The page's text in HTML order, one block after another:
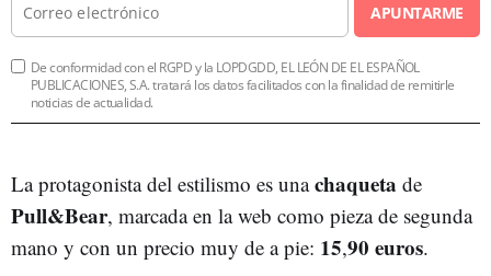
APUNTARME
De conformidad con el RGPD y la LOPDGDD, EL LEÓN DE EL ESPAÑOL
PUBLICACIONES, S.A. tratará los datos facilitados con la finalidad de remitirle
noticias de actualidad.
La protagonista del estilismo es unachaqueta de
Pull&Bear, marcada en la web como pieza de segunda
mano y con un precio muy de a pie: 15,90 euros.